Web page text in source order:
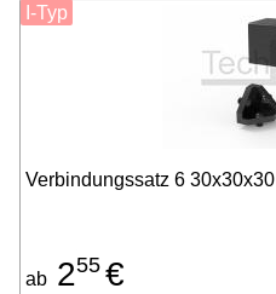
Verbindungssatz 6 30x30x30
ab 255 €
I-Typ